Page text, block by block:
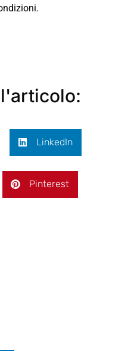
LinkedIn
Pinterest